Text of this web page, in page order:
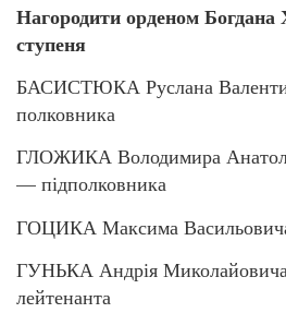
Нагородити орденом Богдана
ступеня
БАСИСТЮКА Руслана
полковника
ГЛОЖИКА Володимира
— підполковника
ГОЦИКА Максима
ГУНЬКА Андрія
лейтенанта